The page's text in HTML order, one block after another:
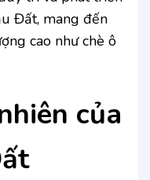
Đất, mang đến
cao như chè ô
của